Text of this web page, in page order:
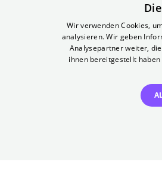
sind nicht stornierbar.
Tickets für reguläre
Benefits nutzen zu können.
angemeldet mit einem
Wir verwenden Cookies,
analysieren. Wir geben
Analysepartner weiter,
ihnen bereitgestellt